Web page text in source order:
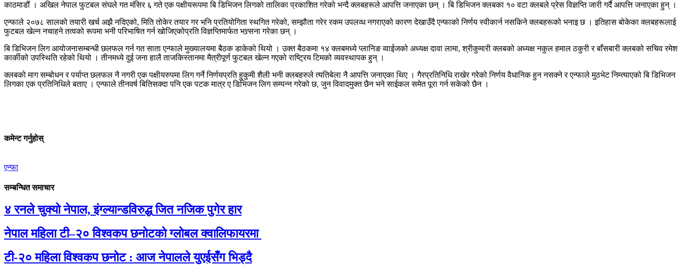
काठमाडौं । अखिल नेपाल फुटबल संघले गत मंसिर ६ गते एक पक्षीयरूपमा बि डिभिजन लिगको तालिका प्रकाशित गरेको भन्दै क्लबहरूले आपत्ति जनाएका छन् । बि डिभिजन क्लबका १० वटा क्लबले प्रेस विज्ञप्ति जारी गर्दै आपत्ति जनाएका हुन् ।
एन्फाले २०७८ सालको तयारी खर्च अझै नदिएको, मिति तोकेर तयार गर भनि प्रतियोगिता स्थगित गरेको, सम्झौता गरेर रकम उपलव्ध नगराएको कारण देखाउँदै एन्फाको निर्णय स्वीकार्न नसकिने क्लबहरूको भनाइ छ । इतिहास बोकेका क्लबहरूलाई
फुटबल खेल्न नचाहने तत्वको रूपमा भनी परिभाषित गर्न खोजिएकोप्रति विज्ञप्तिमार्फत भत्त्र्सना गरेका छन् ।
बि डिभिजन लिग आयोजनासम्बन्धी छलफल गर्न गत साता एन्फाले मुख्यालयमा बैठक डाकेको थियो । उक्त बैठकमा १४ क्लबमध्ये प्लानिङ व्वाईजको अध्यक्ष दावा लामा, श्रीकुमारी क्लबको अध्यक्ष नकुल हमाल ठकुरी र बाँसबारी क्लबको सचिव रमेश
कार्कीको उपस्थिति रहेको थियो । तीनमध्ये दुई जना हालै ताजकिस्तानमा मैत्रीपूर्ण फुटबल खेल्न गएको राष्ट्रिय टिमको व्यवस्थापक हुन् ।
क्लबको माग सम्बोधन र पर्याप्त छलफल नै नगरी एक पक्षीयरुपमा लिग गर्ने निर्णयप्रति हुकुमी शैली भनी क्लबहरुले त्यतिबेला नै आपत्ति जनाएका थिए । गैरप्रतिनिधि राखेर गरेको निर्णय वैधानिक हुन नसक्ने र एन्फाले मुठभेट निम्त्याएको बि डिभिजन
लिगका एक प्रतिनिधिले बताए । एन्फाले तीनवर्ष बितिसक्दा पनि एक पटक मात्र ए डिभिजन लिग सम्पन्न गरेको छ, जुन विवादमुक्त छैन भने साईकल समेत पूरा गर्न सकेको छैन ।
कमेन्ट गर्नुहोस्
एन्फा
सम्बन्धित समाचार
४ रनले चुक्यो नेपाल, इंग्ल्यान्डविरुद्ध जित नजिक पुगेर हार
नेपाल महिला टी–२० विश्वकप छनोटको ग्लोबल क्वालिफायरमा
टी-२० महिला विश्वकप छनोट : आज नेपालले युएईसँग भिड्दै